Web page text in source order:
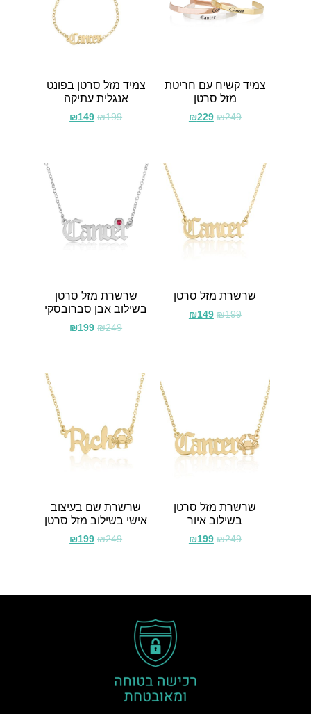
צמיד קשיח עם חריטת
מזל סרטן
₪249
₪229
צמיד מזל סרטן בפונט
אנגלית עתיקה
₪199
₪149
שרשרת מזל סרטן
₪199
₪149
שרשרת מזל סרטן
בשילוב אבן סברובסקי
₪249
₪199
שרשרת מזל סרטן
בשילוב איור
₪249
₪199
שרשרת שם בעיצוב
אישי בשילוב מזל סרטן
₪249
₪199